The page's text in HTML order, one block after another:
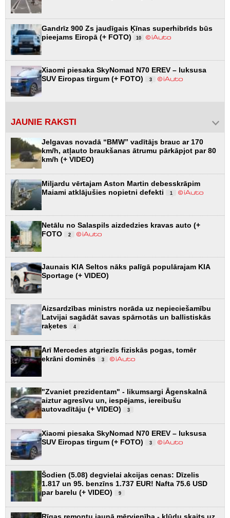
Gandrīz 900 Zs jaudīgais Ķīnas superhibrīds būs
pieejams Eiropā (+ FOTO)
10
Xiaomi piesaka SkyNomad N70 EREV – luksusa
SUV Eiropas tirgum (+ FOTO)
3
JAUNIE RAKSTI
Jelgavas novadā “BMW” vadītājs brauc ar 170
km/h, atļauto braukšanas ātrumu pārkāpjot par 80
km/h (+ VIDEO)
Miljardu vērtajam Aston Martin debesskrāpim
Maiami atklājušies nopietni defekti
1
Netālu no Salaspils aizdedzies kravas auto (+
FOTO
2
Jaunais KIA Seltos nāks palīgā populārajam KIA
Sportage (+ VIDEO)
Aizsardzības ministrs norāda uz nepieciešamību
Latvijai sagādāt savas spārnotās un ballistiskās
raķetes
4
Arī Mercedes atgriezīs fiziskās pogas, tomēr
ekrāni dominēs
3
"Zvaniet prezidentam" - likumsargi Āgenskalnā
aiztur agresīvu un, iespējams, iereibušu
autovadītāju (+ VIDEO)
3
Xiaomi piesaka SkyNomad N70 EREV – luksusa
SUV Eiropas tirgum (+ FOTO)
3
Šodien (5.08) degvielai akcijas cenas: Dīzelis
1.817 un 95. benzīns 1.737 EUR! Nafta 75.6 USD
par barelu (+ VIDEO)
9
Rīgas remontu jaunā mērvienība - kļūdu skaits uz